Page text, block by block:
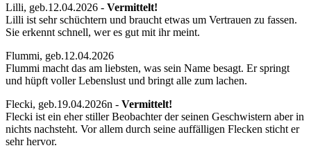
Lilli, geb.12.04.2026 - Vermittelt!
Lilli ist sehr schüchtern und braucht etwas um Vertrauen zu fassen.
Sie erkennt schnell, wer es gut mit ihr meint.
Flummi, geb.12.04.2026
Flummi macht das am liebsten, was sein Name besagt. Er springt
und hüpft voller Lebenslust und bringt alle zum lachen.
Flecki, geb.19.04.2026n - Vermittelt!
Flecki ist ein eher stiller Beobachter der seinen Geschwistern aber in
nichts nachsteht. Vor allem durch seine auffälligen Flecken sticht er
sehr hervor.